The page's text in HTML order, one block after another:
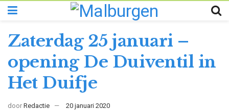
Zaterdag 25 januari –
opening De Duiventil in
Het Duifje
door Redactie 20 januari 2020